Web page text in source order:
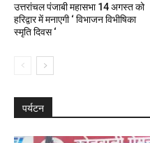
उत्तरांचल पंजाबी महासभा 14 अगस्त को
हरिद्वार में मनाएगी ‘ विभाजन विभीषिका
स्मृति दिवस ‘
पर्यटन